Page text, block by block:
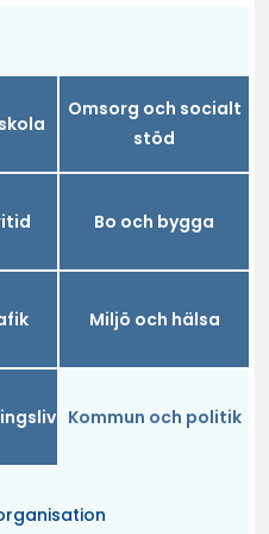
Omsorg och socialt
stöd
Bo och bygga
Miljö och hälsa
Kommun och politik